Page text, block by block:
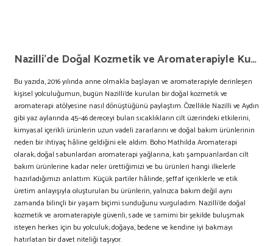
Nazilli’de Doğal Kozmetik ve Aromaterapiyle Kurulan Bir Hayal
Bu yazıda, 2016 yılında anne olmakla başlayan ve aromaterapiyle derinleşen
kişisel yolculuğumun, bugün Nazilli’de kurulan bir doğal kozmetik ve
aromaterapi atölyesine nasıl dönüştüğünü paylaştım. Özellikle Nazilli ve Aydın
gibi yaz aylarında 45–46 dereceyi bulan sıcaklıkların cilt üzerindeki etkilerini,
kimyasal içerikli ürünlerin uzun vadeli zararlarını ve doğal bakım ürünlerinin
neden bir ihtiyaç hâline geldiğini ele aldım. Boho Mathilda Aromaterapi
olarak; doğal sabunlardan aromaterapi yağlarına, katı şampuanlardan cilt
bakım ürünlerine kadar neler ürettiğimizi ve bu ürünleri hangi ilkelerle
hazırladığımızı anlattım. Küçük partiler hâlinde, şeffaf içeriklerle ve etik
üretim anlayışıyla oluşturulan bu ürünlerin, yalnızca bakım değil aynı
zamanda bilinçli bir yaşam biçimi sunduğunu vurguladım. Nazilli’de doğal
kozmetik ve aromaterapiyle güvenli, sade ve samimi bir şekilde buluşmak
isteyen herkes için bu yolculuk; doğaya, bedene ve kendine iyi bakmayı
hatırlatan bir davet niteliği taşıyor.